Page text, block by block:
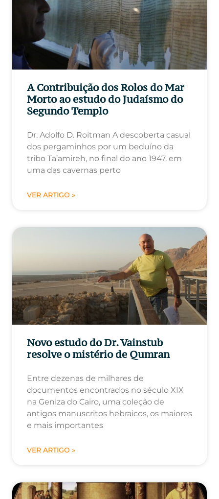
A Contribuição dos Rolos do Mar
Morto ao estudo do Judaísmo do
Segundo Templo
Dr. Adolfo D. Roitman A descoberta casual
dos pergaminhos por um beduíno da
tribo Ta’amireh, no final do ano 1947, em
uma das cavernas perto
VER ARTIGO »
Novo estudo do Dr. Vainstub
resolve o mistério de Qumran
Entre dezenas de milhares de
documentos encontrados no século XIX
na Geniza do Cairo, uma coleção de
antigos manuscritos hebraicos, os maiores
e mais importantes
VER ARTIGO »